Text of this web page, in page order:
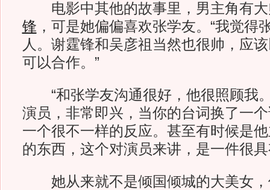
电影中其他的故事里，男主角有大
锋 ，可是她偏偏喜欢张学友。“我觉得
人。谢霆锋和吴彦祖当然也很帅，应
可以合作。”
“和张学友沟通很好，他很照顾我
演员，非常即兴，当你的台词换了一
一个很不一样的反应。甚至有时候是
的东西，这个对演员来讲，是一件很
她从来就不是倾国倾城的大美女，